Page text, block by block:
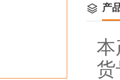
产
本